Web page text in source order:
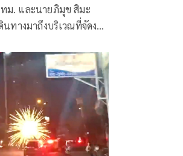
ม. และนายภิมุข สิมะ
ทางมาถึงบริเวณที่จัดงาน
อดทางเดินไปชมการ